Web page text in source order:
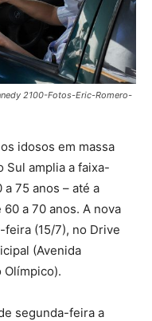
2100-Fotos-Eric-Romero-
idosos em massa
Sul amplia a faixa-
75 anos – até a
a 70 anos. A nova
(15/7), no Drive
(Avenida
Olímpico).
segunda-feira a